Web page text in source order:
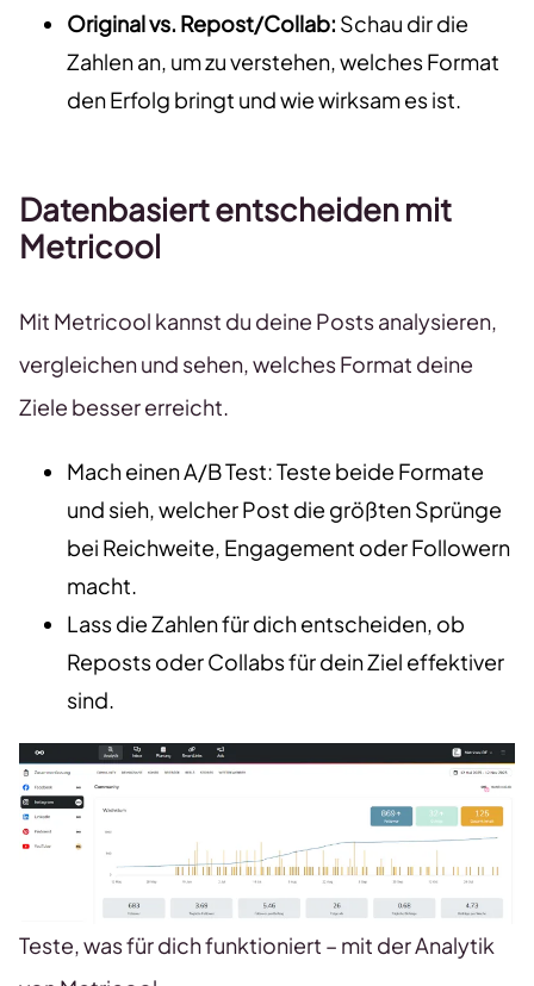
Original vs. Repost/Collab: Schau dir die
Zahlen an, um zu verstehen, welches Format
den Erfolg bringt und wie wirksam es ist.
Datenbasiert entscheiden mit
Metricool
Mit Metricool kannst du deine Posts analysieren,
vergleichen und sehen, welches Format deine
Ziele besser erreicht.
Mach einen A/B Test: Teste beide Formate
und sieh, welcher Post die größten Sprünge
bei Reichweite, Engagement oder Followern
macht.
Lass die Zahlen für dich entscheiden, ob
Reposts oder Collabs für dein Ziel effektiver
sind.
Teste, was für dich funktioniert – mit der Analytik